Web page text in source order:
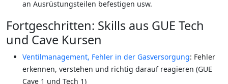
an Ausrüstungsteilen befestigen usw.
Fortgeschritten: Skills aus GUE Tech
und Cave Kursen
Ventilmanagement, Fehler in der Gasversorgung: Fehler
erkennen, verstehen und richtig darauf reagieren (GUE
Cave 1 und Tech 1)